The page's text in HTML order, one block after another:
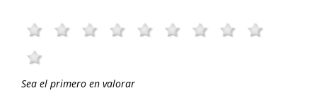
Sea el primero en valorar